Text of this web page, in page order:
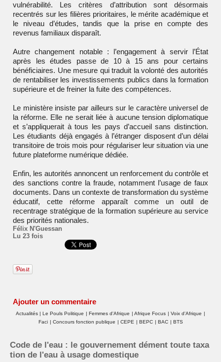
vulnérabilité. Les critères d’attribution sont désormais
recentrés sur les filières prioritaires, le mérite académique et
le niveau d’études, tandis que la prise en compte des
revenus familiaux disparaît.
Autre changement notable : l’engagement à servir l’État
après les études passe de 10 à 15 ans pour certains
bénéficiaires. Une mesure qui traduit la volonté des autorités
de rentabiliser les investissements publics dans la formation
supérieure et de freiner la fuite des compétences.
Le ministère insiste par ailleurs sur le caractère universel de
la réforme. Elle ne serait liée à aucune tension diplomatique
et s’appliquerait à tous les pays d’accueil sans distinction.
Les étudiants déjà engagés à l’étranger disposent d’un délai
transitoire de trois mois pour régulariser leur situation via une
future plateforme numérique dédiée.
Enfin, les autorités annoncent un renforcement du contrôle et
des sanctions contre la fraude, notamment l’usage de faux
documents. Dans un contexte de transformation du système
éducatif, cette réforme apparaît comme un outil de
recentrage stratégique de la formation supérieure au service
des priorités nationales.
Félix N'Guessan
Lu 23 fois
Ajouter un commentaire
Actualités | Le Pouls Politique | Femmes d'Afrique | Afrique Focus | Voix d'Afrique |
Faci | Concours fonction publique | CEPE | BEPC | BAC | BTS
Code de l'eau : le gouvernement dément toute taxa
tion de l'eau à usage domestique